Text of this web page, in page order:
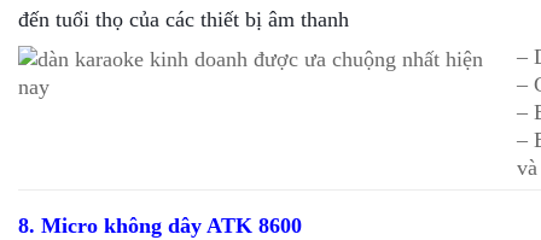
đến tuổi thọ của các thiết bị âm thanh
–
–
–
–
8. Micro không dây ATK 8600